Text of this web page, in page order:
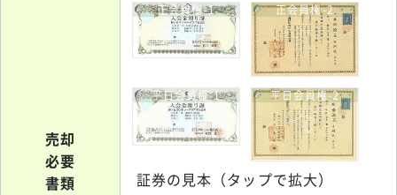
売却
必要
書類
正会員権-1 正会員権-2
平日会員権-1 平日会員権-2
証券の見本（タップで拡大）